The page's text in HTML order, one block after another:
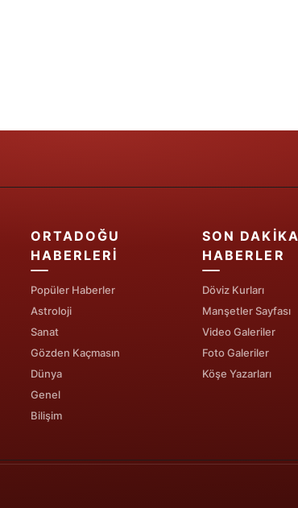
Tekirdağ
Trabzon
ORTADOĞU
HABERLERI
Popüler Haberler
Astroloji
Sanat
Gözden Kaçmasın
Dünya
Genel
Bilişim
SON DAKIKA
HABERLER
Döviz Kurları
Manşetler Sayfası
Video Galeriler
Foto Galeriler
Köşe Yazarları